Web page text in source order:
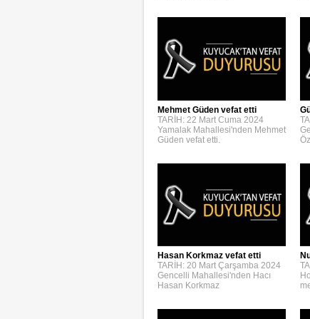
Mehmet Güden vefat etti
TARİH: 22 Mart Cuma 2024
Yamalak Mahallesi'nden Mehmet
Güden vefat etti.
Hasan Korkmaz vefat etti
TARİH: 20 Mart Çarşamba 2024
Gencelli Mahallesi'nden Hacı
Hasan Korkmaz